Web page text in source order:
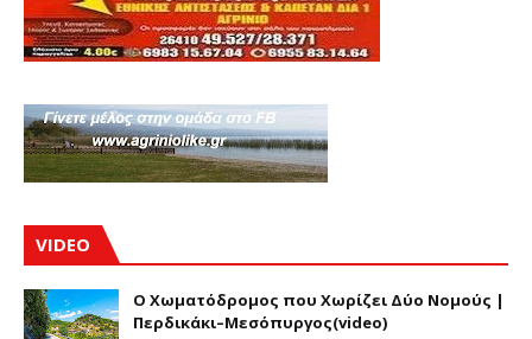
VIDEO
Ο Χωματόδρομος που Χωρίζει Δύο Νομούς |
Περδικάκι–Μεσόπυργος(video)